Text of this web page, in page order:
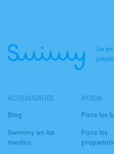
La
ACTUALIDADES
Blog
Swimmy en los
medios
AYUDA
Para los
Para los